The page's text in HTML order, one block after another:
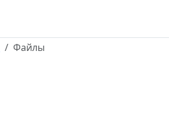
Файлы